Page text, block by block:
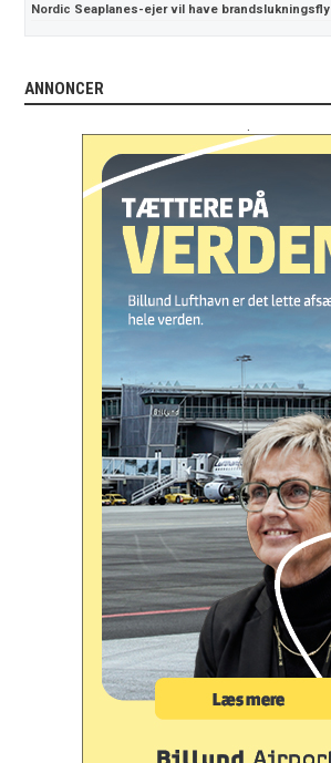
Nordic Seaplanes-ejer vil have brandslukningsfly
ANNONCER